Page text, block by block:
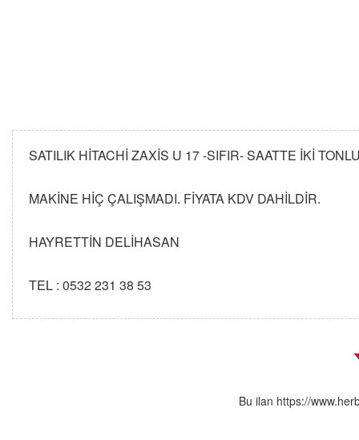
SATILIK HİTACHİ ZAXİS U 17 -SIFIR- SAATTE İKİ
MAKİNE HİÇ ÇALIŞMADI. FİYATA KDV DAHİLDİR.
HAYRETTİN DELİHASAN
TEL : 0532 231 38 53
Bu ilan https://